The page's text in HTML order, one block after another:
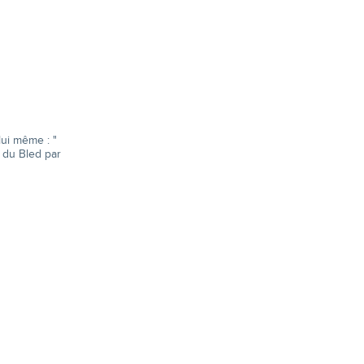
même : "
Bled par